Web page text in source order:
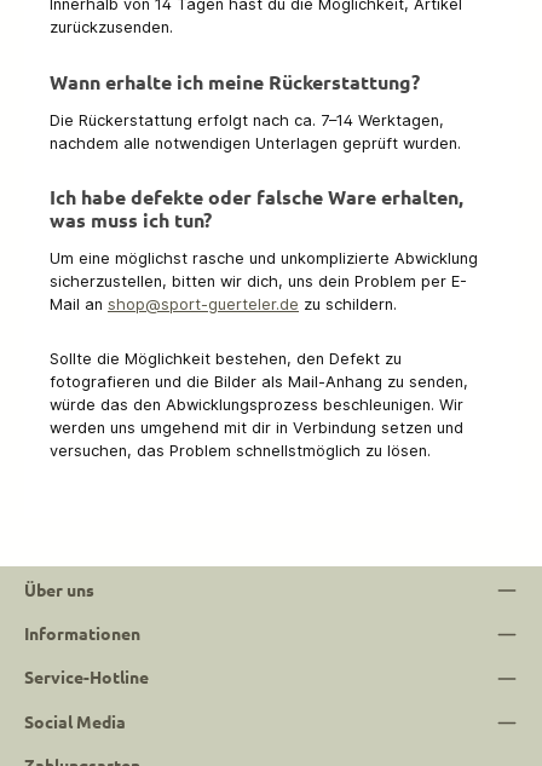
Innerhalb von 14 Tagen hast du die Möglichkeit, Artikel
zurückzusenden.
Wann erhalte ich meine Rückerstattung?
Die Rückerstattung erfolgt nach ca. 7–14 Werktagen,
nachdem alle notwendigen Unterlagen geprüft wurden.
Ich habe defekte oder falsche Ware erhalten,
was muss ich tun?
Um eine möglichst rasche und unkomplizierte Abwicklung
sicherzustellen, bitten wir dich, uns dein Problem per E-
Mail an shop@sport-guerteler.de zu schildern.
Sollte die Möglichkeit bestehen, den Defekt zu
fotografieren und die Bilder als Mail-Anhang zu senden,
würde das den Abwicklungsprozess beschleunigen. Wir
werden uns umgehend mit dir in Verbindung setzen und
versuchen, das Problem schnellstmöglich zu lösen.
Über uns
Informationen
Service-Hotline
Social Media